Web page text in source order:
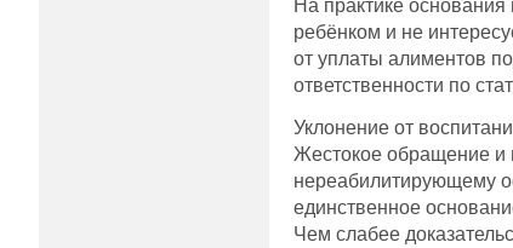
На практике
ребёнком и не
от уплаты алиментов
ответственности по
Уклонение от
Жестокое обращение и
нереабилитирующему
единственное
Чем слабее